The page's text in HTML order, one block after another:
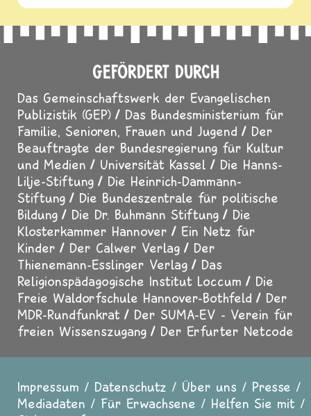
GEFÖRDERT DURCH
Das Gemeinschaftswerk der Evangelischen
Publizistik (GEP)
Das Bundesministerium für
Familie, Senioren, Frauen und Jugend
Der
Beauftragte der Bundesregierung für Kultur
und Medien
Universität Kassel
Die Hanns-
Lilje-Stiftung
Die Heinrich-Dammann-
Stiftung
Die Bundeszentrale für politische
Bildung
Die Dr. Buhmann Stiftung
Die
Klosterkammer Hannover
Ein Netz für
Kinder
Der Calwer Verlag
Der
Thienemann-Esslinger Verlag
Das
Religionspädagogische Institut Loccum
Die
Freie Waldorfschule Hannover-Bothfeld
Der
MDR-Rundfunkrat
Der SUMA-EV - Verein für
freien Wissenszugang
Der Erfurter Netcode
Fußzeile
Impressum Datenschutz Über uns
Presse
Mediadaten
Für Erwachsene
Helfen Sie mit